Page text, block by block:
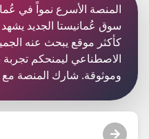
المنصة الأسرع نمواً في
سوق عُمانيستا الجديد
كأكثر موقع يبحث عنه
الاصطناعي ليمنحكم تجربة
وموثوقة. شارك المنصة